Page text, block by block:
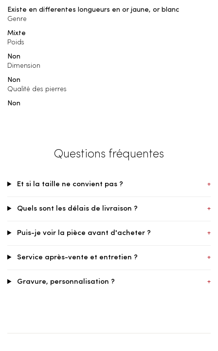
Existe en differentes longueurs en or jaune, or blanc
Genre
Mixte
Poids
Non
Dimension
Non
Qualité des pierres
Non
Questions fréquentes
Et si la taille ne convient pas ? +
Quels sont les délais de livraison ? +
Puis-je voir la pièce avant d'acheter ? +
Service après-vente et entretien ? +
Gravure, personnalisation ? +